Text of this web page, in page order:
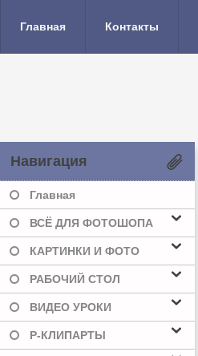
Главная Контакты
Навигация
Главная
ВСЁ ДЛЯ ФОТОШОПА
КАРТИНКИ И ФОТО
РАБОЧИЙ СТОЛ
ВИДЕО УРОКИ
Р-КЛИПАРТЫ